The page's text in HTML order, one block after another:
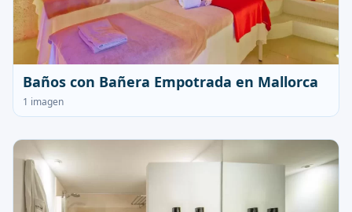
Baños con Bañera Empotrada en Mallorca
1 imagen